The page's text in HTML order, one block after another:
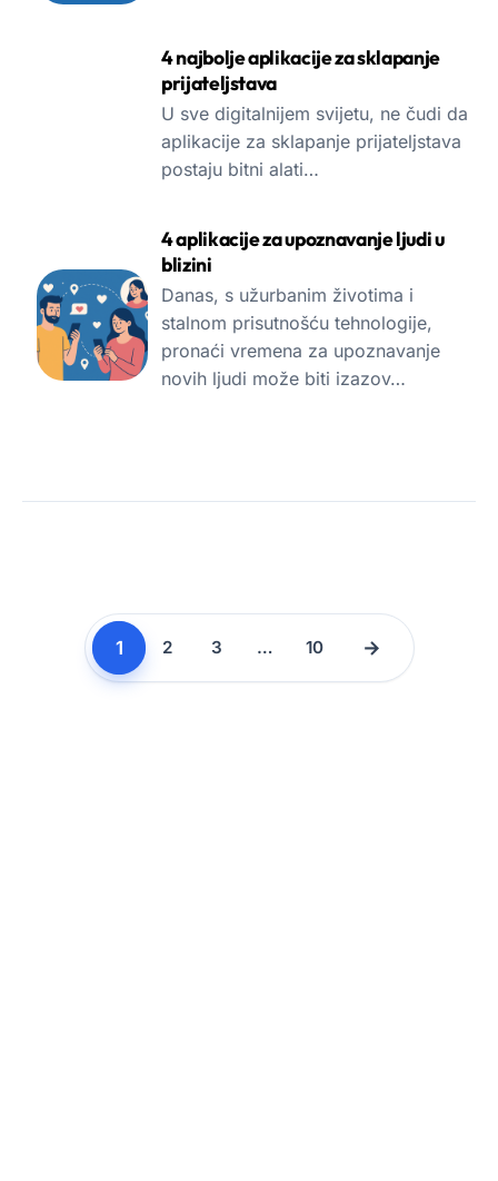
4 najbolje aplikacije za sklapanje
prijateljstava
U sve digitalnijem svijetu, ne čudi da
aplikacije za sklapanje prijateljstava
postaju bitni alati…
4 aplikacije za upoznavanje ljudi u
blizini
Danas, s užurbanim životima i
stalnom prisutnošću tehnologije,
pronaći vremena za upoznavanje
novih ljudi može biti izazov…
1 2 3 … 10 →